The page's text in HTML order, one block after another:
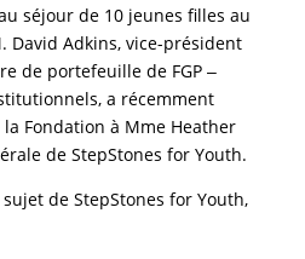
séjour de 10 jeunes filles au
David Adkins, vice-président
de portefeuille de FGP ‒
a récemment
Fondation à Mme Heather
de StepStones for Youth.
de StepStones for Youth,